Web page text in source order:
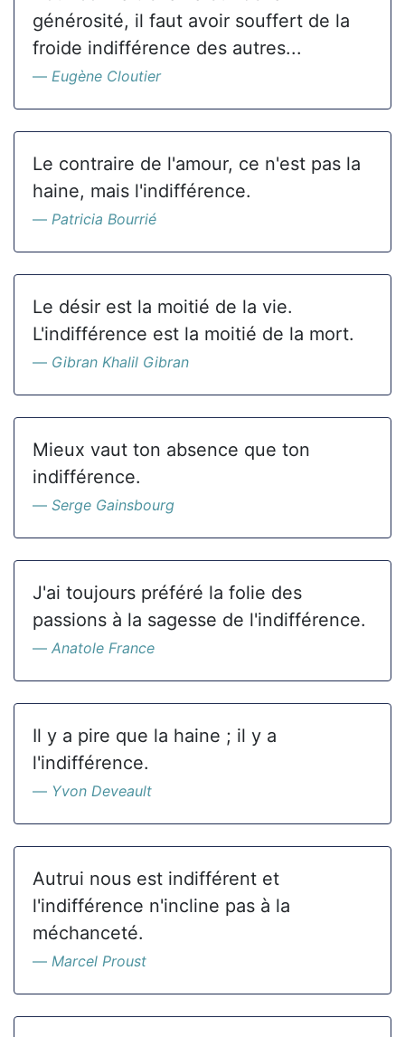
générosité, il faut avoir souffert de la
froide indifférence des autres...
Eugène Cloutier
Le contraire de l'amour, ce n'est pas la
haine, mais l'indifférence.
Patricia Bourrié
Le désir est la moitié de la vie.
L'indifférence est la moitié de la mort.
Gibran Khalil Gibran
Mieux vaut ton absence que ton
indifférence.
Serge Gainsbourg
J'ai toujours préféré la folie des
passions à la sagesse de l'indifférence.
Anatole France
Il y a pire que la haine ; il y a
l'indifférence.
Yvon Deveault
Autrui nous est indifférent et
l'indifférence n'incline pas à la
méchanceté.
Marcel Proust